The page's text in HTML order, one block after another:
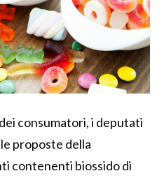
consumatori, i deputati
proposte della
contenenti biossido di